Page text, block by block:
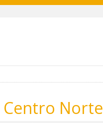
Centro Norte